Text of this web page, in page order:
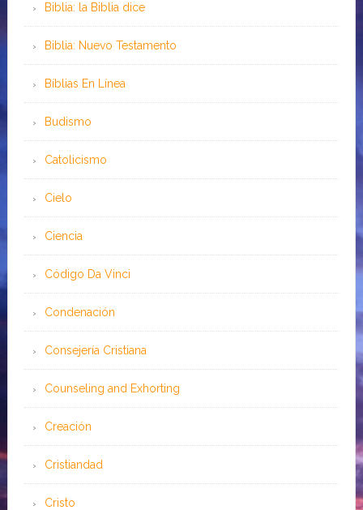
Biblia: la Biblia dice
Biblia: Nuevo Testamento
Bíblias En Línea
Budismo
Catolicismo
Cielo
Ciencia
Código Da Vinci
Condenación
Consejería Cristiana
Counseling and Exhorting
Creación
Cristiandad
Cristo